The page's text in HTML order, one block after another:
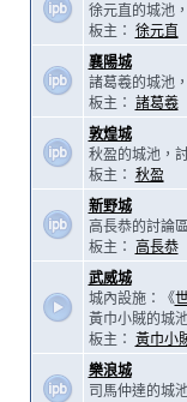
徐元直的城池
板主： 徐元直
襄陽城
諸葛羲的城池
板主： 諸葛羲
敦煌城
秋盈的城池，
板主： 秋盈
新野城
高長恭的討論
板主：
高長恭
武威城
城內設施：《
黃巾小賊的城
板主： 黃巾小
樂浪城
司馬仲達的城